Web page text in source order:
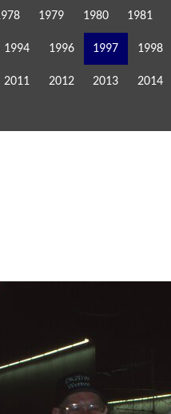
1979 1980 1981
1994 1996 1997 1998
2011 2012 2013 2014